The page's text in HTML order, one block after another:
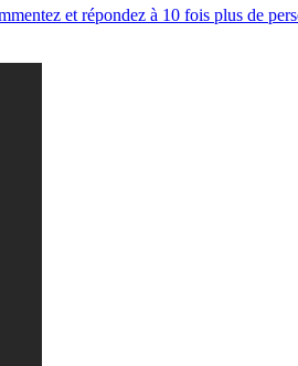
et répondez à 10 fois plus de